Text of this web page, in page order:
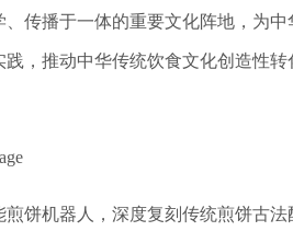
传播于一体的重要文化阵地，为
，推动中华传统饮食文化创造性转
饼机器人，深度复刻传统煎饼古法